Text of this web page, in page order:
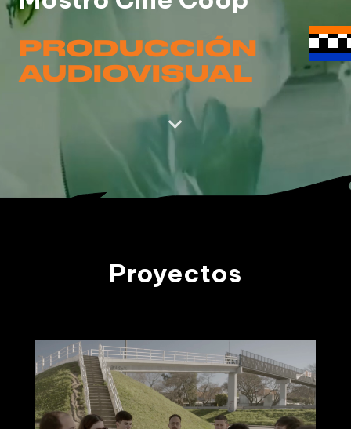
PRODUCCIÓN
AUDIOVISUAL

Proyectos